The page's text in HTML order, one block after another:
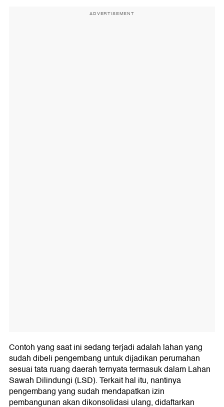
ADVERTISEMENT
Contoh yang saat ini sedang terjadi adalah lahan yang
sudah dibeli pengembang untuk dijadikan perumahan
sesuai tata ruang daerah ternyata termasuk dalam Lahan
Sawah Dilindungi (LSD). Terkait hal itu, nantinya
pengembang yang sudah mendapatkan izin
pembangunan akan dikonsolidasi ulang, didaftarkan